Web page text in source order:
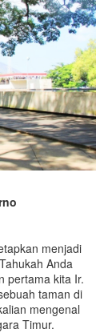
menjadi
Anda
pertama kita Ir.
taman di
mengenal
Timur.